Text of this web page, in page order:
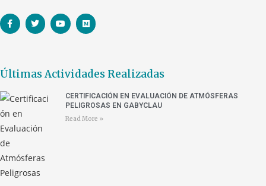
Últimas Actividades Realizadas
CERTIFICACIÓN EN EVALUACIÓN DE ATMÓSFERAS
PELIGROSAS EN GABYCLAU
Read More »